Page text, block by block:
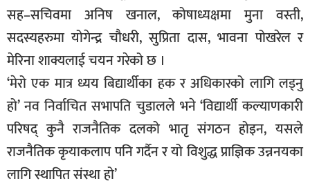
सह–सचिवमा अनिष खनाल, कोषाध्यक्षमा मुना वस्ती,
सदस्यहरुमा योगेन्द्र चौधरी, सुप्रिता दास, भावना पोखरेल र
मेरिना शाक्यलाई चयन गरेको छ ।
‘मेरो एक मात्र ध्यय बिद्यार्थीका हक र अधिकारको लागि लड्नु
हो’ नव निर्वाचित सभापति चुडालले भने ‘विद्यार्थी कल्याणकारी
परिषद् कुनै राजनैतिक दलको भातृ संगठन होइन, यसले
राजनैतिक कृयाकलाप पनि गर्दैन र यो विशुद्ध प्राज्ञिक उन्ननयका
लागि स्थापित संस्था हो’